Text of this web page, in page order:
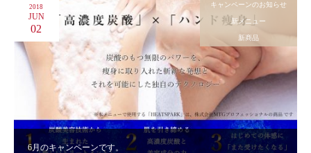
6月のキャンペーンです。
2018
JUN
02
キャンペーンのお知らせ
新メニュー
新商品